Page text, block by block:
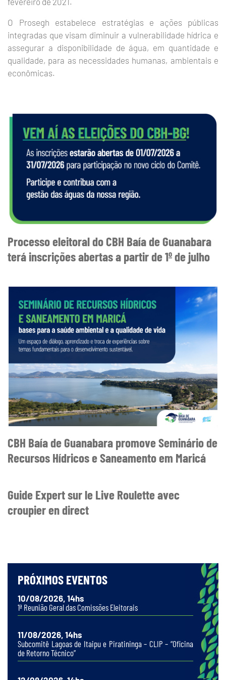
O Prosegh estabelece estratégias e ações públicas
integradas que visam diminuir a vulnerabilidade hídrica e
assegurar a disponibilidade de água, em quantidade e
qualidade, para as necessidades humanas, ambientais e
econômicas.
Processo eleitoral do CBH Baía de Guanabara
terá inscrições abertas a partir de 1º de julho
CBH Baía de Guanabara promove Seminário de
Recursos Hídricos e Saneamento em Maricá
Guide Expert sur le Live Roulette avec
croupier en direct
PRÓXIMOS EVENTOS
10/08/2026, 14hs
1ª Reunião Geral das Comissões Eleitorais
11/08/2026, 14hs
Subcomitê Lagoas de Itaipu e Piratininga – CLIP – “Oficina
de Retorno Técnico”